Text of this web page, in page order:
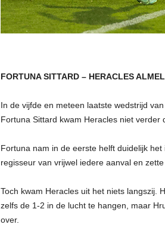
FORTUNA SITTARD – HERACLES
In de vijfde en meteen laatste wedstrijd
Fortuna Sittard kwam Heracles niet
Fortuna nam in de eerste helft duidelijk
regisseur van vrijwel iedere aanval en
Toch kwam Heracles uit het niets langszij.
zelfs de 1-2 in de lucht te hangen, maar
over.